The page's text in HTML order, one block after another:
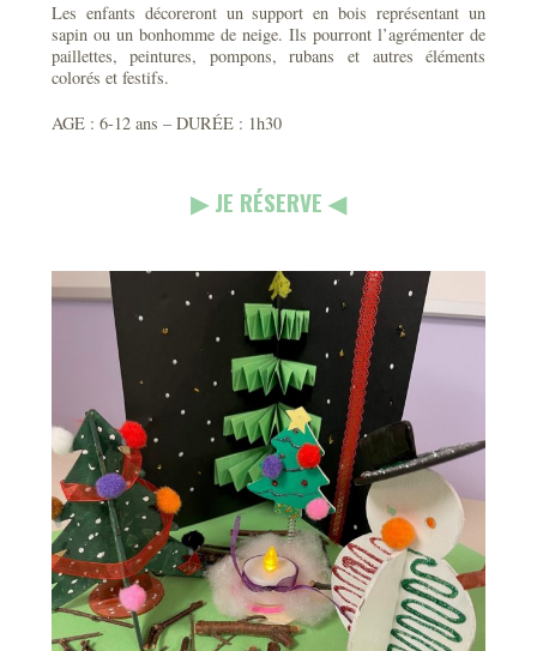
Les enfants décoreront un support en bois représentant un
sapin ou un bonhomme de neige. Ils pourront l’agrémenter de
paillettes, peintures, pompons, rubans et autres éléments
colorés et festifs.
AGE : 6-12 ans – DURÉE : 1h30
▶︎ JE RÉSERVE ◀︎